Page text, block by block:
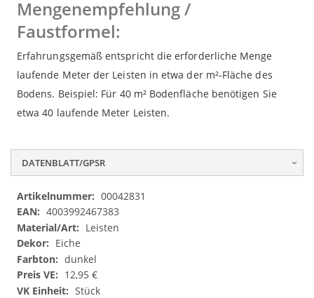
Mengenempfehlung /
Faustformel:
Erfahrungsgemäß entspricht die erforderliche Menge
laufende Meter der Leisten in etwa der m²-Fläche des
Bodens. Beispiel: Für 40 m² Bodenfläche benötigen Sie
etwa 40 laufende Meter Leisten.
DATENBLATT/GPSR
Datenblatt/GPSR 00042831
4003992467383
Leisten
Eiche
dunkel
12,95 €
Stück